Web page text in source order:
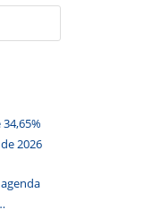
doa
2026